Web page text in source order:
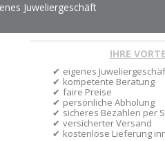
Juweliergeschäft
IHRE
eigenes
kompetente Beratung
faire Preise
persönliche Abholung
sicheres Bezahlen per
versicherter Versand
kostenlose Lieferung